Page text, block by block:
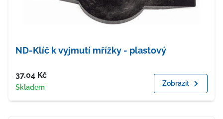
ND-Klíč k vyjmutí mřížky - plastový
Cena
37.04 Kč
Dostupnost
Skladem Zobrazit